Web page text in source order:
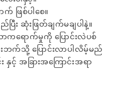
ဖြစ်ပါစေ။
ြီး ဆုံးဖြတ်ချက်မချပါနဲ့။
ာကရောက်မှုကို ပြောင်းလဲပစ်
သို့ ပြောင်းလာပါလိမ့်မည်
နှင့် အခြားအကြောင်းအရာ